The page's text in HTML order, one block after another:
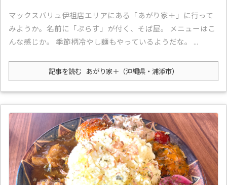
マックスバリュ伊祖店エリアにある「あがり家＋」に行って
みようか。名前に「ぷらす」が付く、そば屋。 メニューはこ
んな感じか。 季節柄冷やし麺もやっているようだな。 ...
記事を読む あがり家＋（沖縄県・浦添市）